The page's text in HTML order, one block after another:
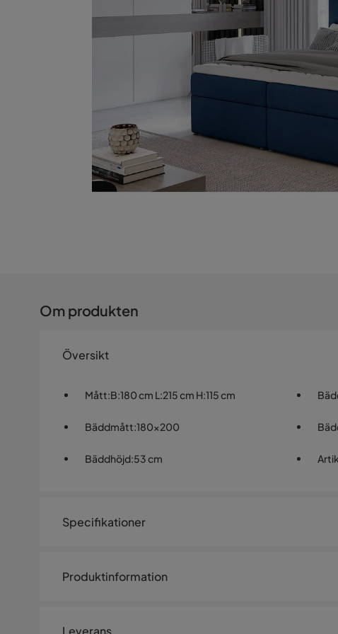
Om produkten
Översikt
Mått:B:180 cm L:215 cm H:115 cm
Bäddmått:180x200
Bäddhöjd:53 cm
Specifikationer
Storlek
Produktinformation
Leverans